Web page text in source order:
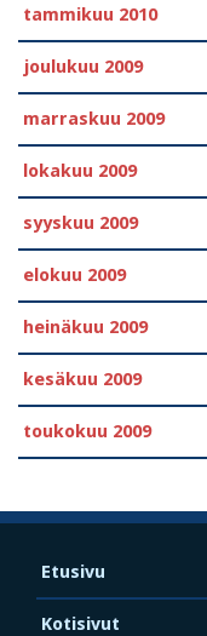
tammikuu 2010
joulukuu 2009
marraskuu 2009
lokakuu 2009
syyskuu 2009
elokuu 2009
heinäkuu 2009
kesäkuu 2009
toukokuu 2009
Etusivu
Kotisivut